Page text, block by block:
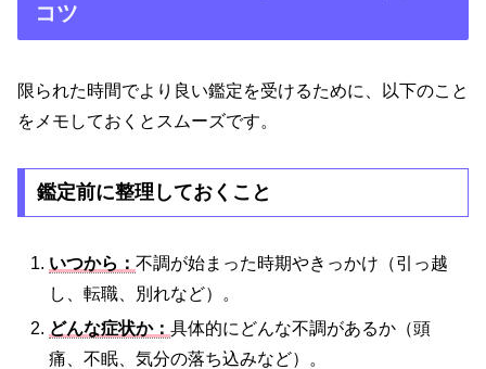
コツ
限られた時間でより良い鑑定を受けるために、以下のこと
をメモしておくとスムーズです。
鑑定前に整理しておくこと
いつから：不調が始まった時期やきっかけ（引っ越
し、転職、別れなど）。
どんな症状か：具体的にどんな不調があるか（頭
痛、不眠、気分の落ち込みなど）。